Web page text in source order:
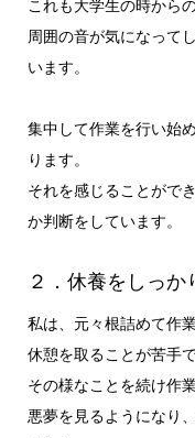
これも大学生の時からの
周囲の音が気になって
います。
集中して作業を行い始
ります。
それを感じることがで
か判断をしています。
２．休養をしっか
私は、元々根詰めて作
休憩を取ることが苦手で
その様なことを続け作
悪夢を見るようになり